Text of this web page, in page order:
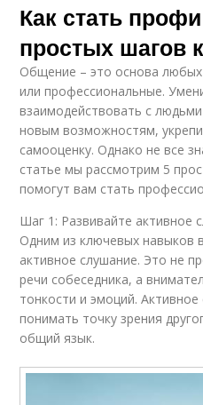
Как стать
простых шагов
Общение – это основа
или профессиональные.
взаимодействовать с
новым возможностям,
самооценку. Однако не все
статье мы рассмотрим 5
помогут вам стать
Шаг 1: Развивайте активное
Одним из ключевых навыков
активное слушание. Это не
речи собеседника, а
тонкости и эмоций.
понимать точку зрения
общий язык.